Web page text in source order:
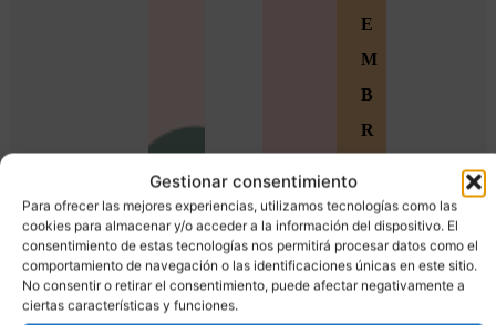
Gestionar consentimiento
Para ofrecer las mejores experiencias, utilizamos tecnologías como las
cookies para almacenar y/o acceder a la información del dispositivo. El
consentimiento de estas tecnologías nos permitirá procesar datos como el
comportamiento de navegación o las identificaciones únicas en este sitio.
No consentir o retirar el consentimiento, puede afectar negativamente a
ciertas características y funciones.
E
M
B
R
S
Ú
n